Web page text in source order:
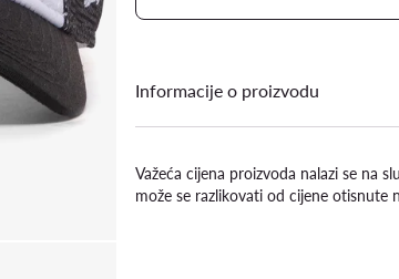
Informacije o proizvodu
Važeća cijena proizvoda nalazi se na
može se razlikovati od cijene otisnute